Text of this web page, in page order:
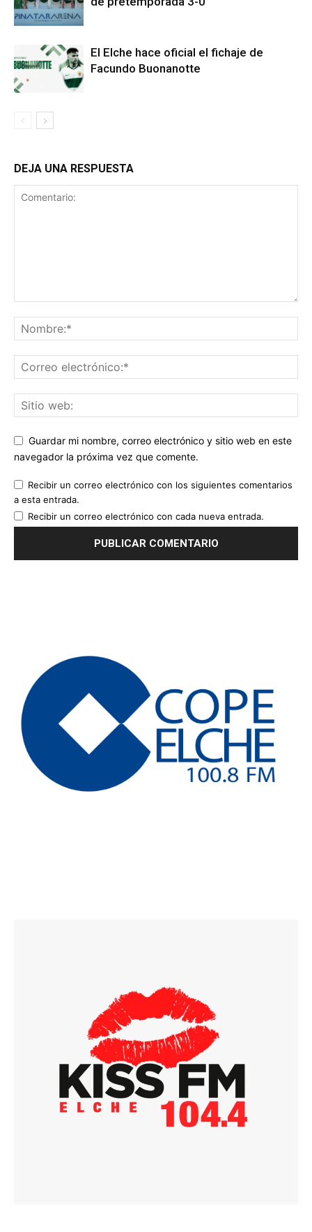
El Elche hace oficial el fichaje de
Facundo Buonanotte
DEJA UNA RESPUESTA
Guardar mi nombre, correo electrónico y sitio web en este
navegador la próxima vez que comente.
Recibir un correo electrónico con los siguientes comentarios
a esta entrada.
Recibir un correo electrónico con cada nueva entrada.